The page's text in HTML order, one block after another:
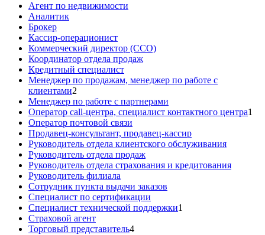
Агент по недвижимости
Аналитик
Брокер
Кассир-операционист
Коммерческий директор (CCO)
Координатор отдела продаж
Кредитный специалист
Менеджер по продажам, менеджер по работе с
клиентами2
Менеджер по работе с партнерами
Оператор call-центра, специалист контактного центра1
Оператор почтовой связи
Продавец-консультант, продавец-кассир
Руководитель отдела клиентского обслуживания
Руководитель отдела продаж
Руководитель отдела страхования и кредитования
Руководитель филиала
Сотрудник пункта выдачи заказов
Специалист по сертификации
Специалист технической поддержки1
Страховой агент
Торговый представитель4